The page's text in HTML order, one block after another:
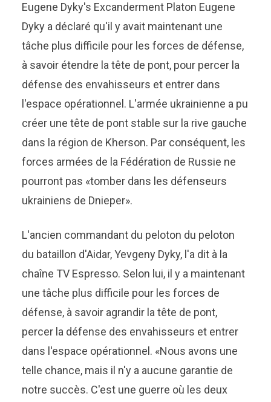
Eugene Dyky's Excanderment Platon Eugene
Dyky a déclaré qu'il y avait maintenant une
tâche plus difficile pour les forces de défense,
à savoir étendre la tête de pont, pour percer la
défense des envahisseurs et entrer dans
l'espace opérationnel. L'armée ukrainienne a pu
créer une tête de pont stable sur la rive gauche
dans la région de Kherson. Par conséquent, les
forces armées de la Fédération de Russie ne
pourront pas «tomber dans les défenseurs
ukrainiens de Dnieper».
L'ancien commandant du peloton du peloton
du bataillon d'Aidar, Yevgeny Dyky, l'a dit à la
chaîne TV Espresso. Selon lui, il y a maintenant
une tâche plus difficile pour les forces de
défense, à savoir agrandir la tête de pont,
percer la défense des envahisseurs et entrer
dans l'espace opérationnel. «Nous avons une
telle chance, mais il n'y a aucune garantie de
notre succès. C'est une guerre où les deux